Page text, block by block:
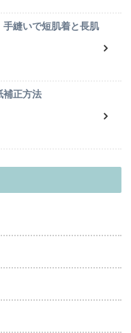
手縫いで短肌着と長肌
補正方法